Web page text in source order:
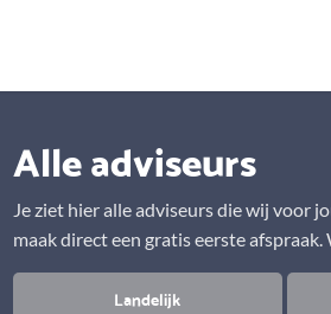
Alle adviseurs
Je ziet hier alle adviseurs die wij voor
maak direct een gratis eerste
Landelijk